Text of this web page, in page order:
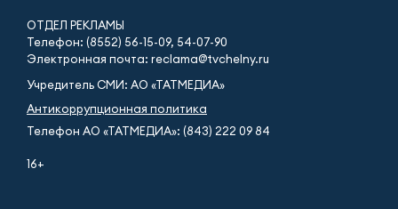
ОТДЕЛ РЕКЛАМЫ
Телефон: (8552) 56-15-09, 54-07-90
Электронная почта: reclama@tvchelny.ru
Учредитель СМИ: АО «ТАТМЕДИА»
Антикоррупционная политика
Телефон АО «ТАТМЕДИА»: (843) 222 09 84
16+